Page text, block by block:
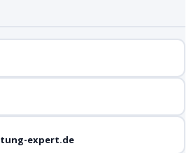
expert.de